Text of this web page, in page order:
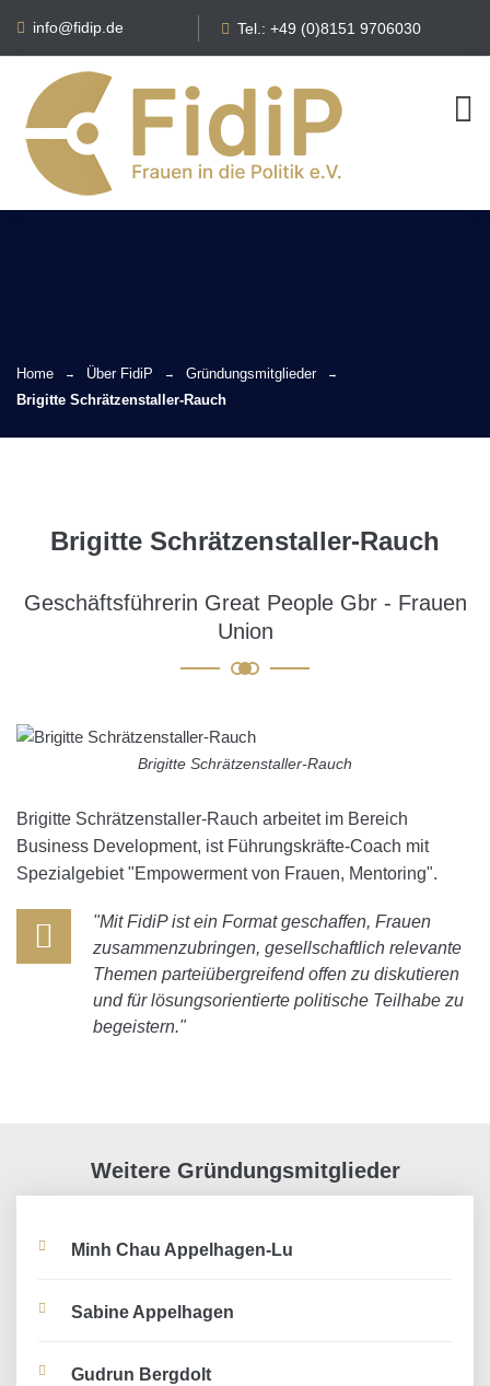
info@fidip.de Tel.: +49 (0)8151 9706030
Home Über FidiP
Gründungsmitglieder
Brigitte Schrätzenstaller-Rauch
Brigitte Schrätzenstaller-Rauch
Geschäftsführerin Great People Gbr - Frauen
Union
Brigitte Schrätzenstaller-Rauch
Brigitte Schrätzenstaller-Rauch arbeitet im Bereich
Business Development, ist Führungskräfte-Coach mit
Spezialgebiet "Empowerment von Frauen, Mentoring".
"Mit FidiP ist ein Format geschaffen, Frauen
zusammenzubringen, gesellschaftlich relevante
Themen parteiübergreifend offen zu diskutieren
und für lösungsorientierte politische Teilhabe zu
begeistern."
Weitere Gründungsmitglieder
Minh Chau Appelhagen-Lu
Sabine Appelhagen
Gudrun Bergdolt